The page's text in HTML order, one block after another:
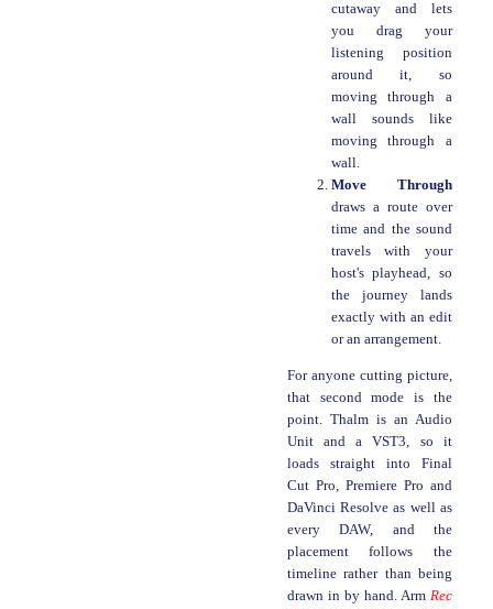
cutaway and lets
you drag your
listening position
around it, so
moving through a
wall sounds like
moving through a
wall.
Move Through
draws a route over
time and the sound
travels with your
host's playhead, so
the journey lands
exactly with an edit
or an arrangement.
For anyone cutting picture,
that second mode is the
point. Thalm is an Audio
Unit and a VST3, so it
loads straight into Final
Cut Pro, Premiere Pro and
DaVinci Resolve as well as
every DAW, and the
placement follows the
timeline rather than being
drawn in by hand. Arm Rec